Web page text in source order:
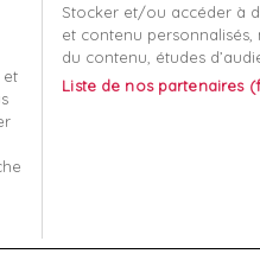
et
Stocker et/ou accéder à
et contenu
du contenu, études
Liste de nos partenaires